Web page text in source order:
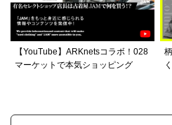
【YouTube】ARKnetsコラボ！028
マーケットで本気ショッピング